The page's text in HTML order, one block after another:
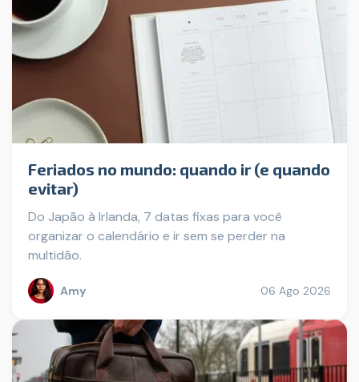
Feriados no mundo: quando ir (e quando
evitar)
Do Japão à Irlanda, 7 datas fixas para você
organizar o calendário e ir sem se perder na
multidão.
Amy 06 Ago 2026